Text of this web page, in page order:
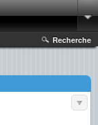
Recherche